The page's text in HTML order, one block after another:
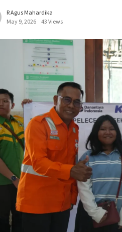
R Agus Mahardika
May 9, 2026
43 Views